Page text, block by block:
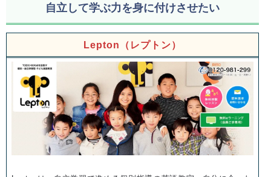
自立して学ぶ力を身に付けさせたい
Lepton（レプトン）